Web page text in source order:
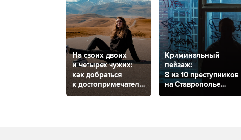
На своих двоих
и четырех чужих:
как добраться
к достопримечательностям
КМВ
Криминальный
пейзаж:
8 из 10 преступников
на Ставрополье
мужчины,